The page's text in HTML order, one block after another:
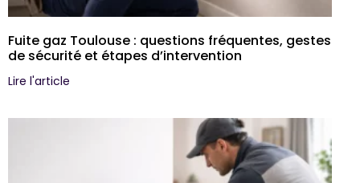
Fuite gaz Toulouse : questions fréquentes, gestes
de sécurité et étapes d’intervention
Lire l'article